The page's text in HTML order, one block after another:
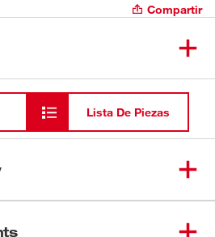
Compartir
Lista De Piezas
estándares de calidad de